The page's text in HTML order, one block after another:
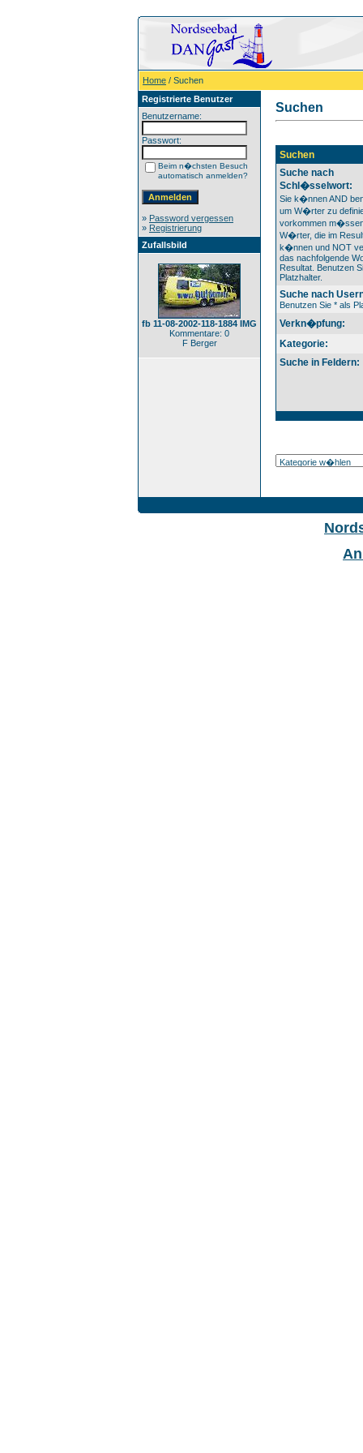
Home / Suchen
Registrierte Benutzer
Benutzername:
Passwort:
Beim n�chsten Besuch
automatisch anmelden?
» Password vergessen
» Registrierung
Zufallsbild
fb 11-08-2002-118-1884 IMG
Kommentare: 0
F Berger
Suchen
Suchen
Suche nach
Schl�sselwort:
Sie k�nnen AND
um W�rter zu
vorkommen
W�rter, die im
k�nnen und NOT
das nachfolgende
Resultat. Benutzen
Platzhalter.
Suche nach
Benutzen Sie * als
Verkn�pfung:
Kategorie:
Suche in Feldern: